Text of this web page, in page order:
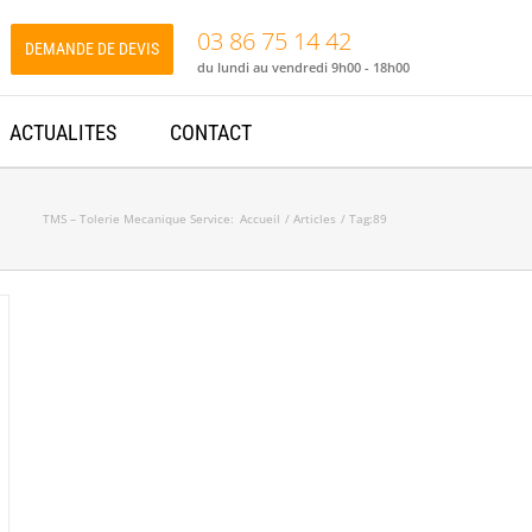
03 86 75 14 42
du lundi au vendredi 9h00 - 18h00
DEMANDE DE DEVIS
ACTUALITES CONTACT
TMS – Tolerie Mecanique Service: Accueil Articles Tag:89